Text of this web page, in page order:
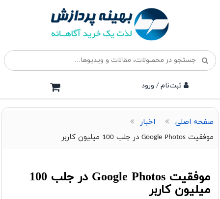
ثبت‌نام / ورود
صفحه اصلی
اخبار
موفقیت Google Photos در جلب 100 میلیون کاربر
موفقیت Google Photos در جلب 100
میلیون کاربر